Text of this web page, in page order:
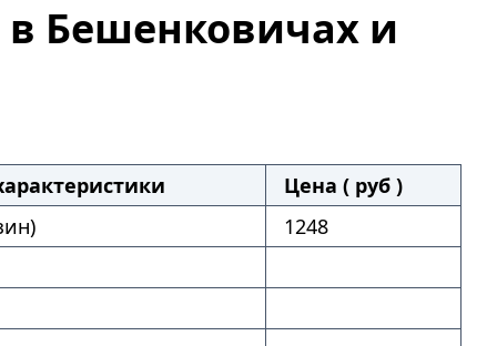
в Бешенковичах и
Цена ( руб )
1248